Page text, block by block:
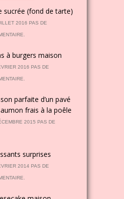
sucrée (fond de tarte)
2016 PAS DE
à burgers maison
2016 PAS DE
parfaite d’un pavé
frais à la poêle
2015 PAS DE
surprises
2014 PAS DE